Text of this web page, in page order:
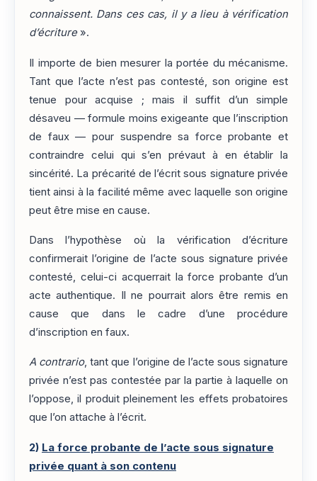
connaissent. Dans ces cas, il y a lieu à vérification
d’écriture».
Il importe de bien mesurer la portée du mécanisme.
Tant que l’acte n’est pas contesté, son origine est
tenue pour acquise ; mais il suffit d’un simple
désaveu — formule moins exigeante que l’inscription
de faux — pour suspendre sa force probante et
contraindre celui qui s’en prévaut à en établir la
sincérité. La précarité de l’écrit sous signature privée
tient ainsi à la facilité même avec laquelle son origine
peut être mise en cause.
Dans l’hypothèse où la vérification d’écriture
confirmerait l’origine de l’acte sous signature privée
contesté, celui-ci acquerrait la force probante d’un
acte authentique. Il ne pourrait alors être remis en
cause que dans le cadre d’une procédure
d’inscription en faux.
A contrario, tant que l’origine de l’acte sous signature
privée n’est pas contestée par la partie à laquelle on
l’oppose, il produit pleinement les effets probatoires
que l’on attache à l’écrit.
2) La force probante de l’acte sous signature
privée quant à son contenu